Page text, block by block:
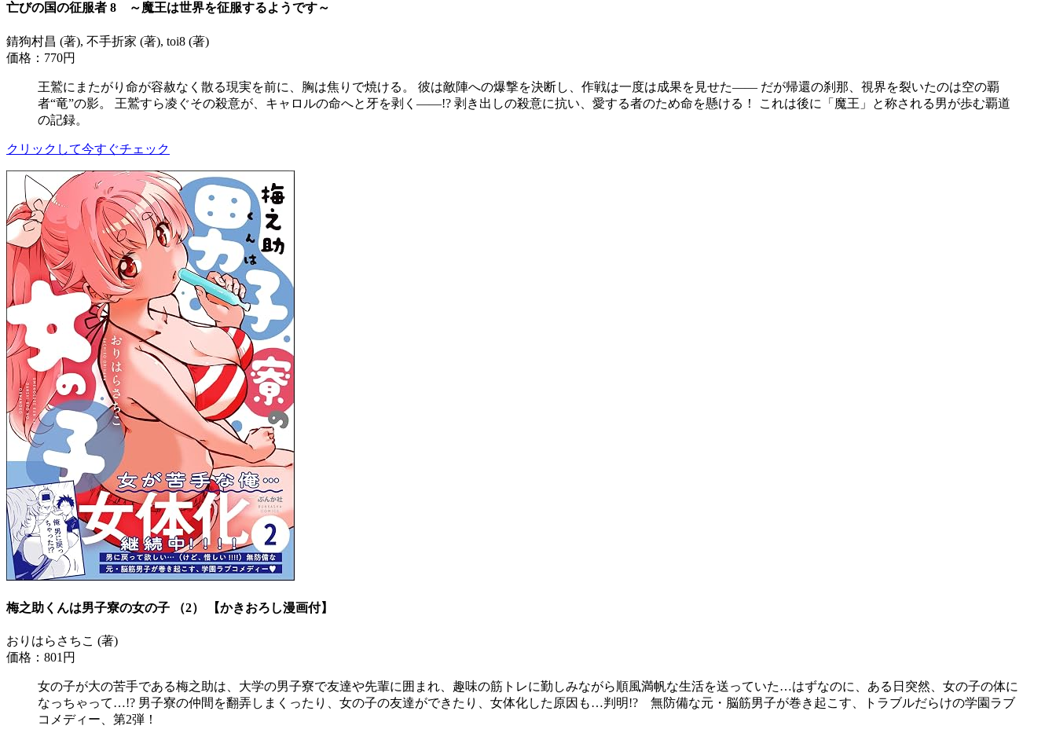
亡びの国の征服者 8 ～魔王は世界を征服するようです～
錆狗村昌 (著), 不手折家 (著), toi8 (著)
価格：770円
王鷲にまたがり命が容赦なく散る現実を前に、胸は焦りで焼ける。 彼は敵陣への爆撃を決断し、作戦は一度は成果を見せた―― だが帰還の刹那、視界を裂いたのは空の覇
者“竜”の影。 王鷲すら凌ぐその殺意が、キャロルの命へと牙を剥く――!? 剥き出しの殺意に抗い、愛する者のため命を懸ける！ これは後に「魔王」と称される男が歩む覇道
の記録。
クリックして今すぐチェック
梅之助くんは男子寮の女の子 （2） 【かきおろし漫画付】
おりはらさちこ (著)
価格：801円
女の子が大の苦手である梅之助は、大学の男子寮で友達や先輩に囲まれ、趣味の筋トレに勤しみながら順風満帆な生活を送っていた…はずなのに、ある日突然、女の子の体に
なっちゃって…!? 男子寮の仲間を翻弄しまくったり、女の子の友達ができたり、女体化した原因も…判明!? 無防備な元・脳筋男子が巻き起こす、トラブルだらけの学園ラブ
コメディー、第2弾！